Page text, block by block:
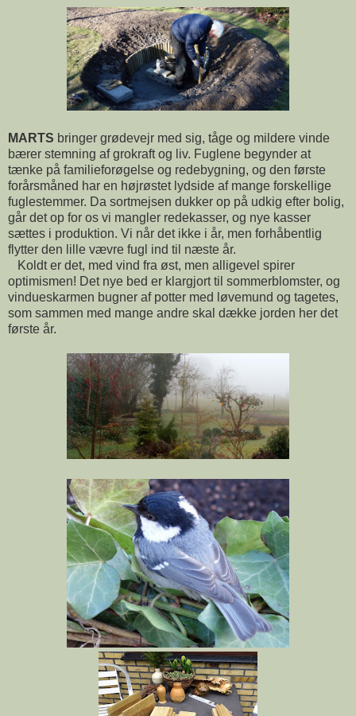
MARTS bringer grødevejr med sig, tåge og mildere vinde
bærer stemning af grokraft og liv. Fuglene begynder at
tænke på familieforøgelse og redebygning, og den første
forårsmåned har en højrøstet lydside af mange forskellige
fuglestemmer. Da sortmejsen dukker op på udkig efter bolig,
går det op for os vi mangler redekasser, og nye kasser
sættes i produktion. Vi når det ikke i år, men forhåbentlig
flytter den lille vævre fugl ind til næste år.
Koldt er det, med vind fra øst, men alligevel spirer
optimismen! Det nye bed er klargjort til sommerblomster, og
vindueskarmen bugner af potter med løvemund og tagetes,
som sammen med mange andre skal dække jorden her det
første år.